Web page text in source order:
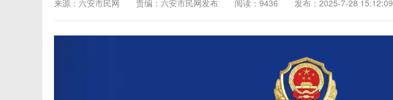
来源：六安市民网 责编：六安市民网发布 阅读：9436 发布：2025-7-28 15:12:09